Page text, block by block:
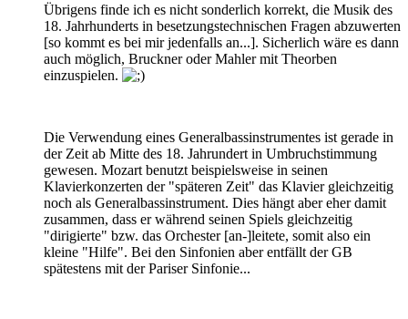
Übrigens finde ich es nicht sonderlich korrekt, die Musik des
18. Jahrhunderts in besetzungstechnischen Fragen abzuwerten
[so kommt es bei mir jedenfalls an...]. Sicherlich wäre es dann
auch möglich, Bruckner oder Mahler mit Theorben
einzuspielen.
Die Verwendung eines Generalbassinstrumentes ist gerade in
der Zeit ab Mitte des 18. Jahrundert in Umbruchstimmung
gewesen. Mozart benutzt beispielsweise in seinen
Klavierkonzerten der "späteren Zeit" das Klavier gleichzeitig
noch als Generalbassinstrument. Dies hängt aber eher damit
zusammen, dass er während seinen Spiels gleichzeitig
"dirigierte" bzw. das Orchester [an-]leitete, somit also ein
kleine "Hilfe". Bei den Sinfonien aber entfällt der GB
spätestens mit der Pariser Sinfonie...